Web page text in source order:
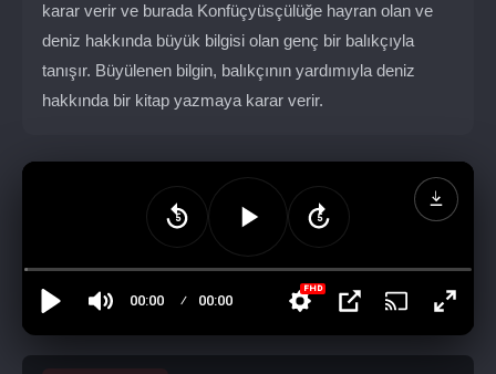
karar verir ve burada Konfüçyüsçülüğe hayran olan ve
deniz hakkında büyük bilgisi olan genç bir balıkçıyla
tanışır. Büyülenen bilgin, balıkçının yardımıyla deniz
hakkında bir kitap yazmaya karar verir.